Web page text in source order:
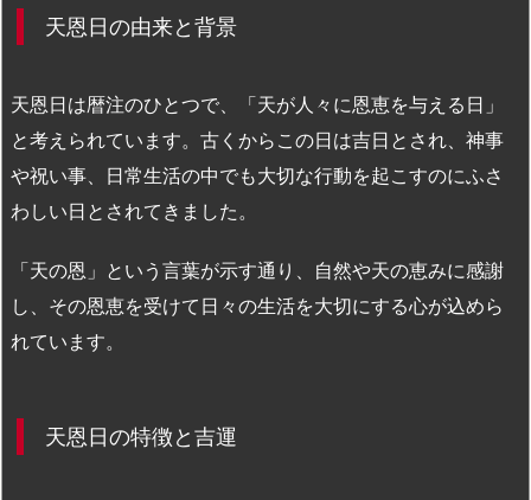
天恩日の由来と背景
天恩日は暦注のひとつで、「天が人々に恩恵を与える日」
と考えられています。古くからこの日は吉日とされ、神事
や祝い事、日常生活の中でも大切な行動を起こすのにふさ
わしい日とされてきました。
「天の恩」という言葉が示す通り、自然や天の恵みに感謝
し、その恩恵を受けて日々の生活を大切にする心が込めら
れています。
天恩日の特徴と吉運